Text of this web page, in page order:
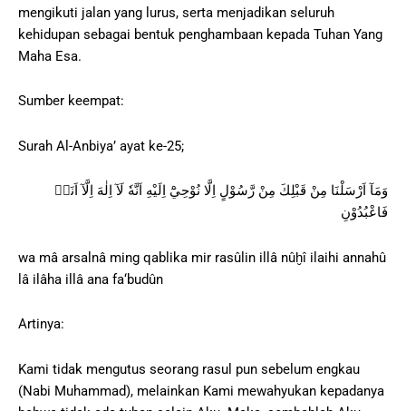
mengikuti jalan yang lurus, serta menjadikan seluruh
kehidupan sebagai bentuk penghambaan kepada Tuhan Yang
Maha Esa.
Sumber keempat:
Surah Al-Anbiya’ ayat ke-25;
وَمَآ اَرْسَلْنَا مِنْ قَبْلِكَ مِنْ رَّسُوْلٍ اِلَّا نُوْحِيْٓ اِلَيْهِ اَنَّهٗ لَآ اِلٰهَ اِلَّآ اَنَا۠
فَاعْبُدُوْنِ
wa mâ arsalnâ ming qablika mir rasûlin illâ nûḫî ilaihi annahû
lâ ilâha illâ ana fa‘budûn
Artinya:
Kami tidak mengutus seorang rasul pun sebelum engkau
(Nabi Muhammad), melainkan Kami mewahyukan kepadanya